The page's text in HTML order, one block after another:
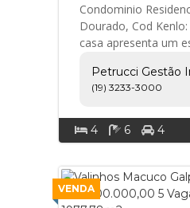
Condominio
Dourado, Cod Kenlo:
casa apresenta um
área com muita área
Gestão Imobiliária
Petrucci Gestão
(19) 3233-3000
4 6 4
VENDA